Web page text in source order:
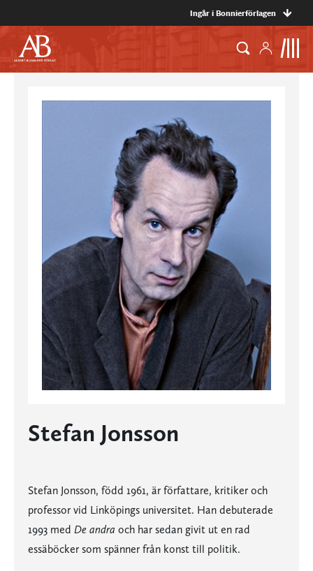
Ingår i Bonnierförlagen
Stefan Jonsson
Stefan Jonsson, född 1961, är författare, kritiker och
professor vid Linköpings universitet. Han debuterade
1993 med De andra och har sedan givit ut en rad
essäböcker som spänner från konst till politik.